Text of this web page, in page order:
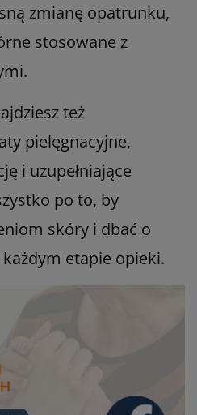
zmianę opatrunku,
stosowane z
też
pielęgnacyjne,
i uzupełniające
po to, by
skóry i dbać o
etapie opieki.